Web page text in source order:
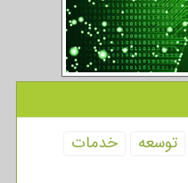
توسعه
خدمات